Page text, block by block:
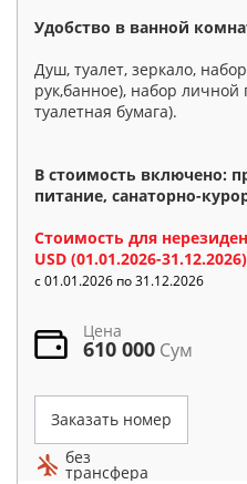
Удобство в ванной
Душ, туалет, зеркало,
рук,банное), набор
туалетная бумага).
В стоимость включено:
питание, санаторно-
Стоимость для
USD (01.01.2026-31.12.2026)
c 01.01.2026 по 31.12.2026
Цена
610 000 Сум
Заказать номер
без
трансфера